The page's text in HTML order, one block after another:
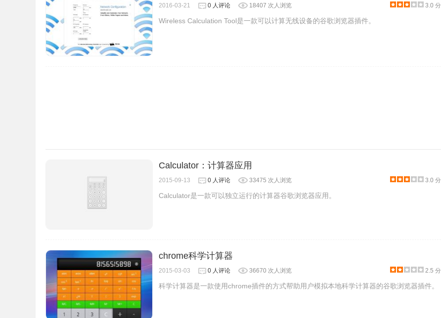
2016-03-21 0 人评论 18407 次人浏览 3.0 分
Wireless Calculation Tool是一款可以计算无线设备的谷歌浏览器插件。
Calculator：计算器应用
2015-09-13 0 人评论 33475 次人浏览 3.0 分
Calculator是一款可以独立运行的计算器谷歌浏览器应用。
chrome科学计算器
2015-03-03 0 人评论 36670 次人浏览 2.5 分
科学计算器是一款使用chrome插件的方式帮助用户模拟本地科学计算器的谷歌浏览器插件。